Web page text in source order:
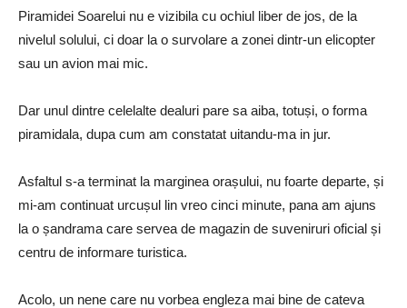
Piramidei Soarelui nu e vizibila cu ochiul liber de jos, de la
nivelul solului, ci doar la o survolare a zonei dintr-un elicopter
sau un avion mai mic.
Dar unul dintre celelalte dealuri pare sa aiba, totuși, o forma
piramidala, dupa cum am constatat uitandu-ma in jur.
Asfaltul s-a terminat la marginea orașului, nu foarte departe, și
mi-am continuat urcușul lin vreo cinci minute, pana am ajuns
la o șandrama care servea de magazin de suveniruri oficial și
centru de informare turistica.
Acolo, un nene care nu vorbea engleza mai bine de cateva